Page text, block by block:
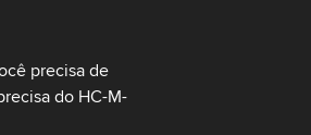
precisa de
do HC-M-